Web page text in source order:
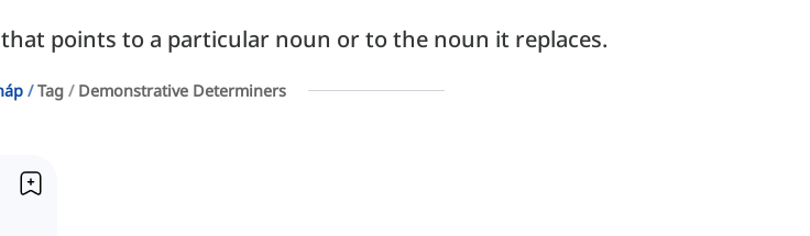
points to a particular noun or to the noun it replaces.
Tag Demonstrative Determiners